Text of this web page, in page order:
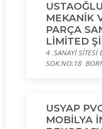
MEKANİK
PARÇA
LİMİTED
4 .SANAYİ
SOK.NO:18
USYAP
MOBİLYA